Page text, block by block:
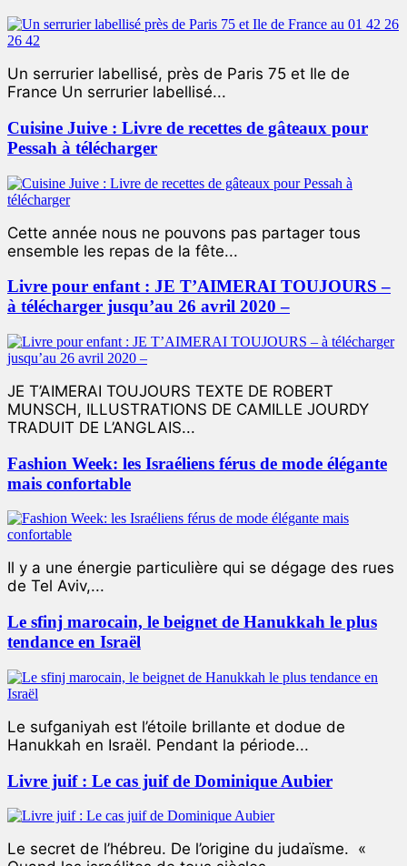
Un serrurier labellisé, près de Paris 75 et Ile de
France Un serrurier labellisé...
Cuisine Juive : Livre de recettes de gâteaux pour
Pessah à télécharger
Cette année nous ne pouvons pas partager tous
ensemble les repas de la fête...
Livre pour enfant : JE T’AIMERAI TOUJOURS –
à télécharger jusqu’au 26 avril 2020 –
JE T’AIMERAI TOUJOURS TEXTE DE ROBERT
MUNSCH, ILLUSTRATIONS DE CAMILLE JOURDY
TRADUIT DE L’ANGLAIS...
Fashion Week: les Israéliens férus de mode élégante
mais confortable
Il y a une énergie particulière qui se dégage des rues
de Tel Aviv,...
Le sfinj marocain, le beignet de Hanukkah le plus
tendance en Israël
Le sufganiyah est l’étoile brillante et dodue de
Hanukkah en Israël. Pendant la période...
Livre juif : Le cas juif de Dominique Aubier
Le secret de l’hébreu. De l’origine du judaïsme. «